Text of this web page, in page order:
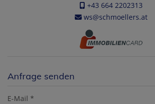
+43 664 2202313
ws@schmoellers.at
Anfrage senden
E-Mail